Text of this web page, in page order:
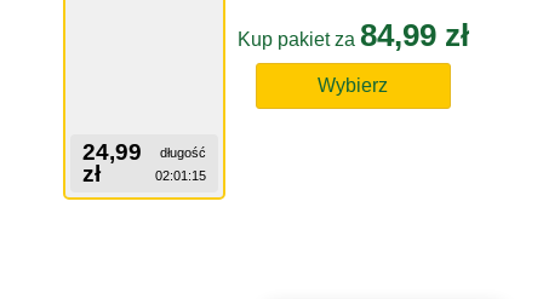
24,99
zł
długość
02:01:15
Kup pakiet za 84,99 zł
Wybierz